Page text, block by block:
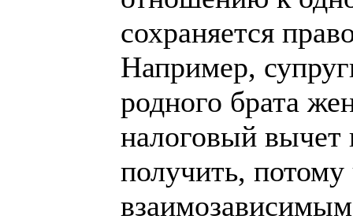
сохраняется
Например,
родного брата
налоговый вычет
получить,